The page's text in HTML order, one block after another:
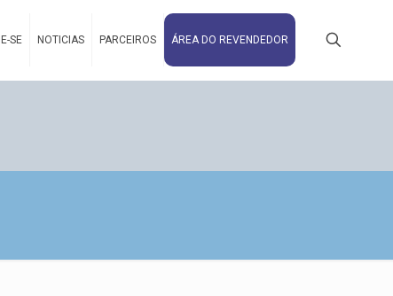
SE NOTICIAS PARCEIROS ÁREA DO REVENDEDOR